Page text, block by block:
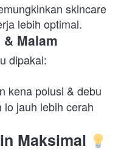
skincare
lebih optimal.
Malam
kena polusi & debu
lo jauh lebih cerah
Maksimal